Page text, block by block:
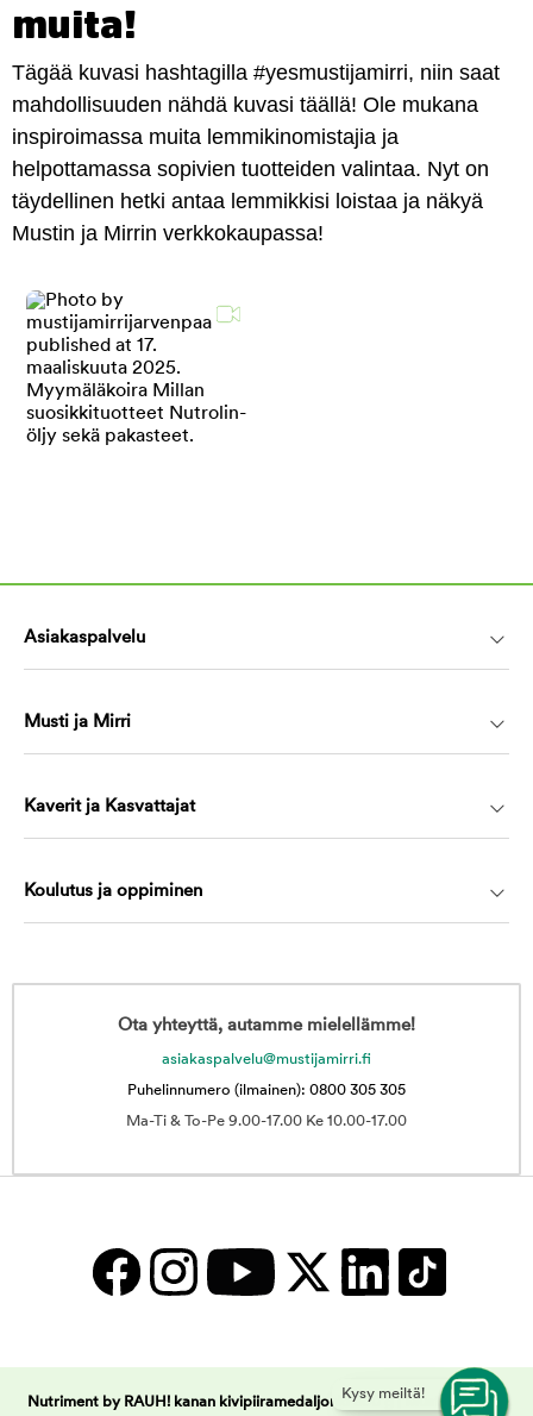
muita!
Tägää kuvasi hashtagilla #yesmustijamirri, niin saat
mahdollisuuden nähdä kuvasi täällä! Ole mukana
inspiroimassa muita lemmikinomistajia ja
helpottamassa sopivien tuotteiden valintaa. Nyt on
täydellinen hetki antaa lemmikkisi loistaa ja näkyä
Mustin ja Mirrin verkkokaupassa!
Kysy meiltä!
Asiakaspalvelu
Musti ja Mirri
Kaverit ja Kasvattajat
Koulutus ja oppiminen
Ota yhteyttä, autamme mielellämme!
asiakaspalvelu@mustijamirri.fi
Puhelinnumero (ilmainen): 0800 305 305
Ma-Ti & To-Pe 9.00-17.00 Ke 10.00-17.00
Nutriment by RAUH! kanan kivipiiramedaljonki 800 g | Musti ja Mirri -